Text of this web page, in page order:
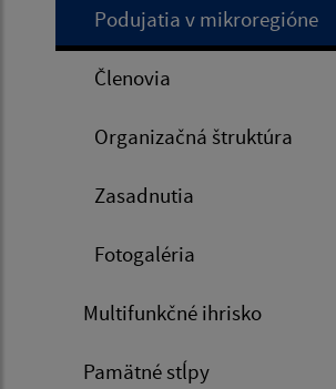
Podujatia v mikroregióne
Členovia
Organizačná štruktúra
Zasadnutia
Fotogaléria
Multifunkčné ihrisko
Pamätné stĺpy